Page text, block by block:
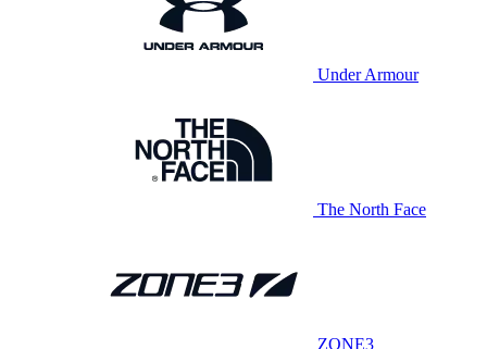
Under Armour
The North Face
ZONE3